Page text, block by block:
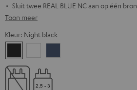
Sluit twee REAL BLUE NC aan op één bron
Toon meer
Kleur: Night black
black
white